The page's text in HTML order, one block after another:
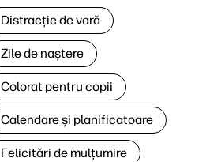
Distracție de vară
Zile de naștere
Colorat pentru copii
Calendare și planificatoare
Felicitări de mulțumire